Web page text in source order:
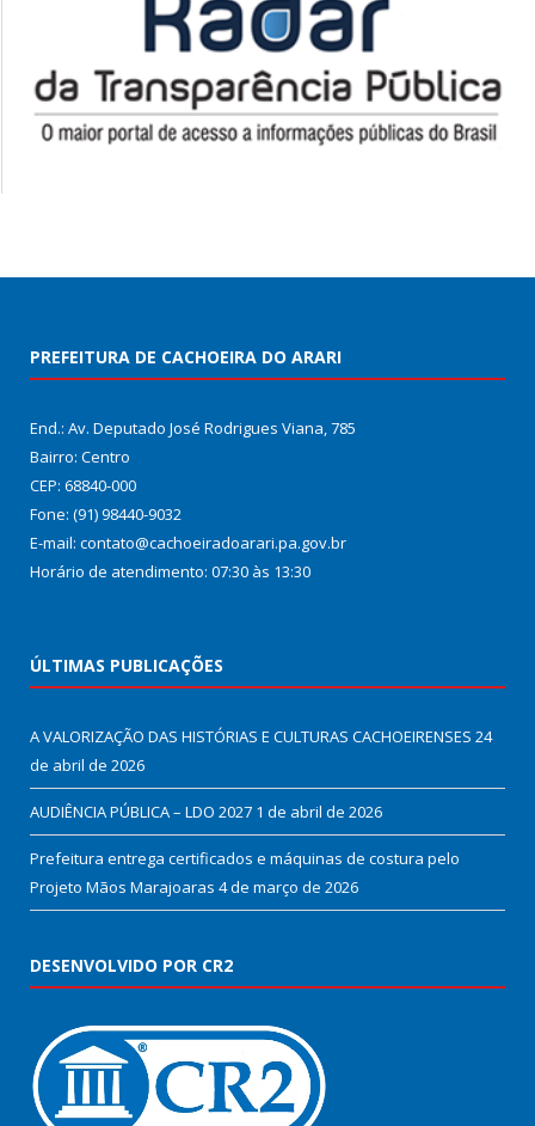
PREFEITURA DE CACHOEIRA DO ARARI
End.: Av. Deputado José Rodrigues Viana, 785
Bairro: Centro
CEP: 68840-000
Fone: (91) 98440-9032
E-mail: contato@cachoeiradoarari.pa.gov.br
Horário de atendimento: 07:30 às 13:30
ÚLTIMAS PUBLICAÇÕES
A VALORIZAÇÃO DAS HISTÓRIAS E CULTURAS CACHOEIRENSES 24
de abril de 2026
AUDIÊNCIA PÚBLICA – LDO 2027 1 de abril de 2026
Prefeitura entrega certificados e máquinas de costura pelo
Projeto Mãos Marajoaras 4 de março de 2026
DESENVOLVIDO POR CR2